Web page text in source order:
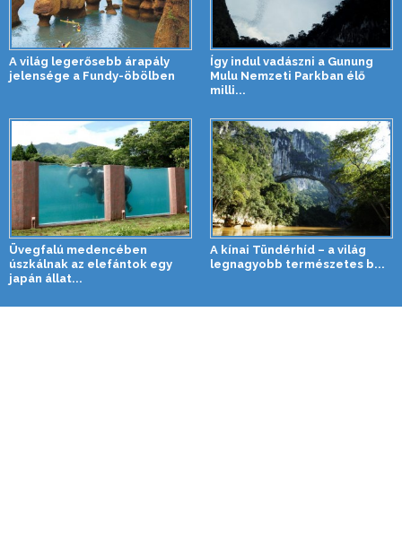
A világ legerősebb árapály
jelensége a Fundy-öbölben
Így indul vadászni a Gunung
Mulu Nemzeti Parkban élő
milli...
Üvegfalú medencében
úszkálnak az elefántok egy
japán állat...
A kínai Tündérhíd – a világ
legnagyobb természetes b...